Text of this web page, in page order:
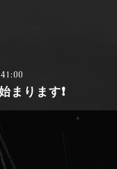
まります❗